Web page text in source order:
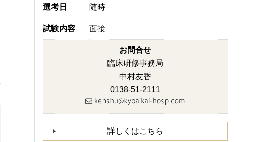
選考日 随時
試験内容 面接
お問合せ
臨床研修事務局
中村友香
0138-51-2111
詳しくはこちら